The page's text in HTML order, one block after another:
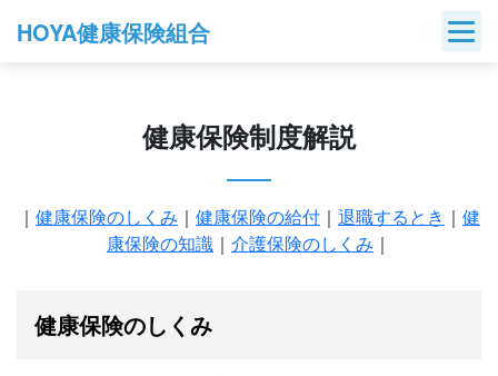
HOYA健康保険組合
健康保険制度解説
｜ 健康保険のしくみ ｜ 健康保険の給付 ｜ 退職するとき ｜ 健
康保険の知識 ｜ 介護保険のしくみ ｜
健康保険のしくみ